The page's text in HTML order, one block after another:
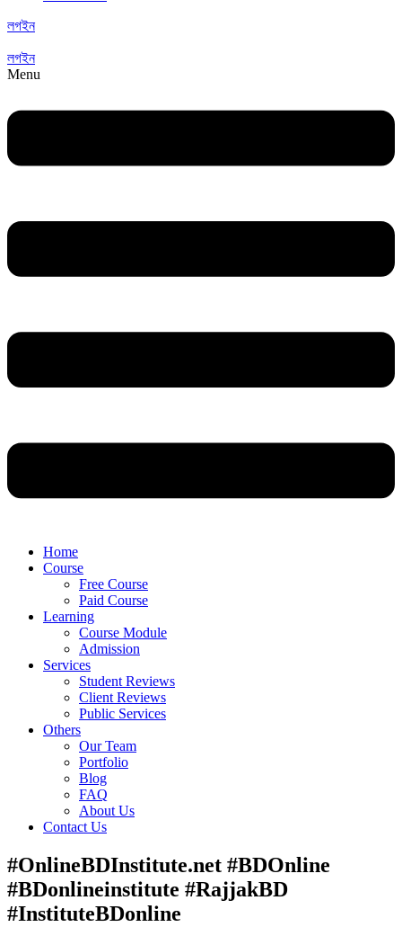
লগইন
লগইন
Menu
Home
Course
Free Course
Paid Course
Learning
Course Module
Admission
Services
Student Reviews
Client Reviews
Public Services
Others
Our Team
Portfolio
Blog
FAQ
About Us
Contact Us
#OnlineBDInstitute.net #BDOnline
#BDonlineinstitute #RajjakBD
#InstituteBDonline